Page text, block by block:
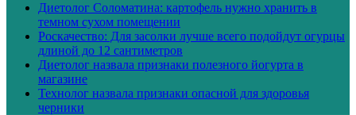
Диетолог Соломатина: картофель нужно хранить в
темном сухом помещении
Роскачество: Для засолки лучше всего подойдут огурцы
длиной до 12 сантиметров
Диетолог назвала признаки полезного йогурта в
магазине
Технолог назвала признаки опасной для здоровья
черники